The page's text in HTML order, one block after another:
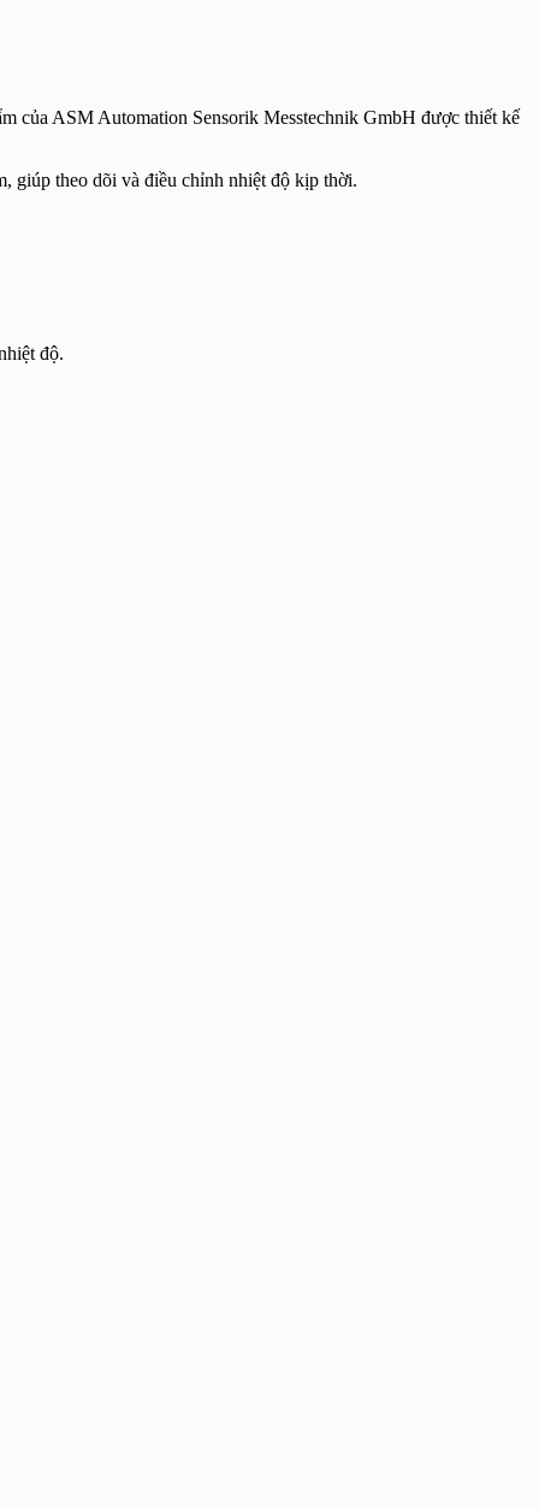
của ASM Automation Sensorik Messtechnik GmbH được thiết kế
giúp theo dõi và điều chỉnh nhiệt độ kịp thời.
độ.